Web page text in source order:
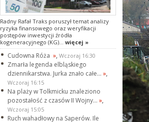
Radny Rafał Traks poruszył temat analizy
ryzyka finansowego oraz weryfikacji
postępów inwestycji źródła
kogeneracyjnego (KG)... więcej »
Cudowna Róża », Wczoraj 16:30
Zmarła legenda elbląskiego
dziennikarstwa. Jurka znało całe... »,
Wczoraj 16:15
Na plaży w Tolkmicku znaleziono
pozostałość z czasów II Wojny... »,
Wczoraj 15:05
Ruch wahadłowy na Saperów. Ile